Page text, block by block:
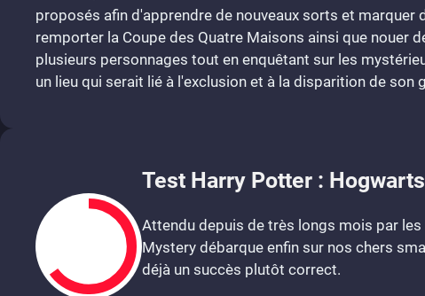
proposés afin d'apprendre de nouveaux sorts et marquer
remporter la Coupe des Quatre Maisons ainsi que nouer
plusieurs personnages tout en enquêtant sur les
un lieu qui serait lié à l'exclusion et à la disparition de son
Test Harry Potter :
Attendu depuis de très longs mois par les
Mystery débarque enfin sur nos chers
déjà un succès plutôt correct.